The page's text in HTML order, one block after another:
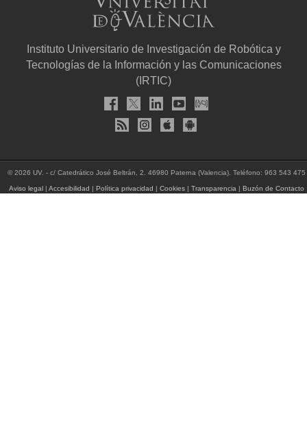
Instituto Universitario de Investigación de Robótica y
Tecnologías de la Información y las Comunicaciones
(IRTIC)
© 2026 UV. - c/ Catedrático José Beltrán, 2. 46980 Paterna (Valencia). Teléfono: 963 543 475
Aviso legal |Accesibilidad |Política privacidad |Cookies |Transparencia |Buzón de Contacto